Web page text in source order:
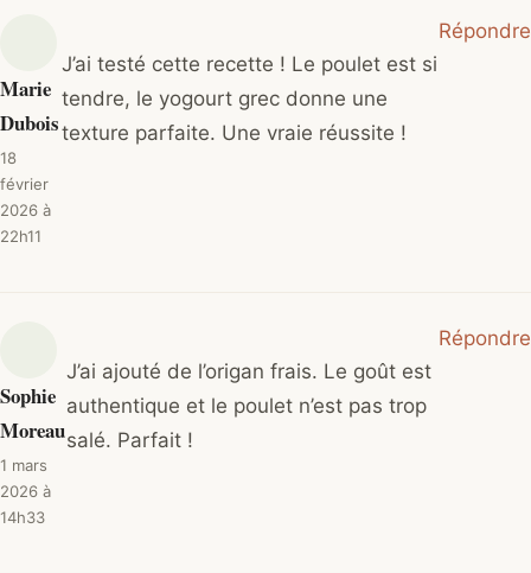
Marie
Dubois
18
février
2026 à
22h11
J’ai testé cette recette ! Le poulet est si
tendre, le yogourt grec donne une
texture parfaite. Une vraie réussite !
Répondre
Sophie
Moreau
1 mars
2026 à
14h33
J’ai ajouté de l’origan frais. Le goût est
authentique et le poulet n’est pas trop
salé. Parfait !
Répondre